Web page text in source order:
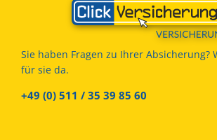
Sie haben Fragen zu Ihrer Absicherung?
für sie da.
+49 (0) 511 / 35 39 85 60